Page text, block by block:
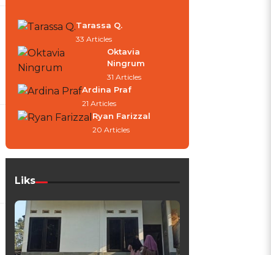
Tarassa Q.
33 Articles
Oktavia
Ningrum
31 Articles
Ardina Praf
21 Articles
Ryan Farizzal
20 Articles
Liks